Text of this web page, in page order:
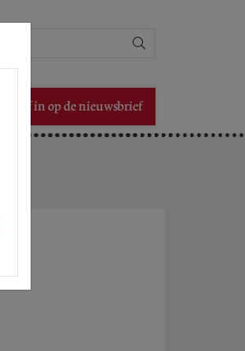
Schrijf in op de nieuwsbrief